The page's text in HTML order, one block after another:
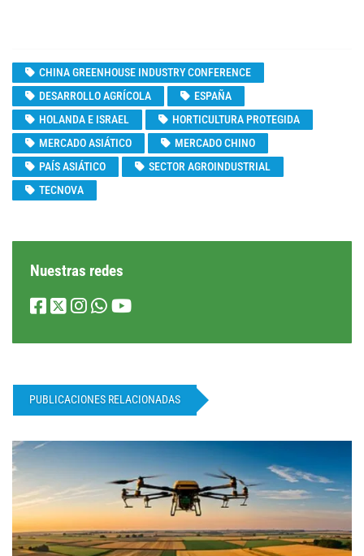
CHINA GREENHOUSE INDUSTRY CONFERENCE
DESARROLLO AGRÍCOLA
ESPAÑA
HOLANDA E ISRAEL
HORTICULTURA PROTEGIDA
MERCADO ASIÁTICO
MERCADO CHINO
PAÍS ASIÁTICO
SECTOR AGROINDUSTRIAL
TECNOVA
Nuestras redes
PUBLICACIONES RELACIONADAS